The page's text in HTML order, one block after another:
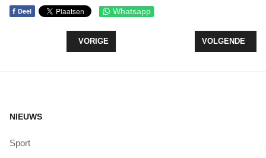
f Deel Whatsapp
VORIG ARTIKEL: WEERBERICHT Z TOT Z TOCHT
VORIGE VOLGENDE
VOLGENDE
NIEUWS
Sport